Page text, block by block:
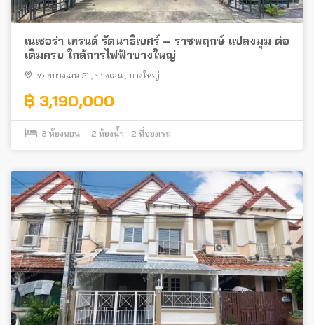
เนเชอร่า เทรนด์ รัตนาธิเบศร์ – ราชพฤกษ์ แปลงมุม ต่อ
เติมครบ ใกล้การไฟฟ้าบางใหญ่
ซอยบางเลน 21 บางเลน บางใหญ่
฿ 3,190,000
3 ห้องนอน 2 ห้องน้ำ 2 ที่จอดรถ